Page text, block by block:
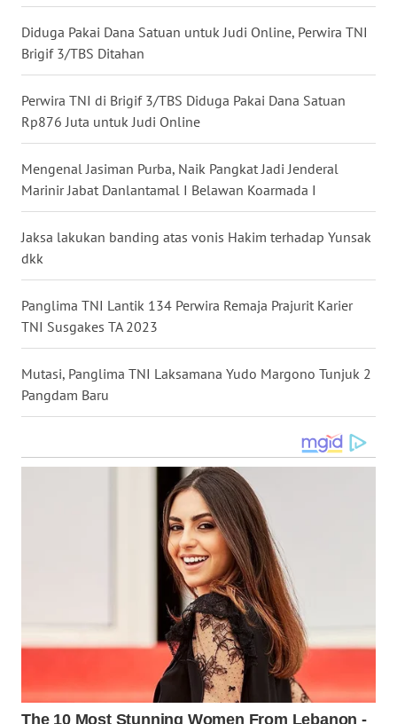
Diduga Pakai Dana Satuan untuk Judi Online, Perwira TNI
Brigif 3/TBS Ditahan
Perwira TNI di Brigif 3/TBS Diduga Pakai Dana Satuan
Rp876 Juta untuk Judi Online
Mengenal Jasiman Purba, Naik Pangkat Jadi Jenderal
Marinir Jabat Danlantamal I Belawan Koarmada I
Jaksa lakukan banding atas vonis Hakim terhadap Yunsak
dkk
Panglima TNI Lantik 134 Perwira Remaja Prajurit Karier
TNI Susgakes TA 2023
Mutasi, Panglima TNI Laksamana Yudo Margono Tunjuk 2
Pangdam Baru
NEWS
CILEUNGSI
NEWS
BERKAT
NEWS
BERAMPU
ANUGERAH
AKHLAK
PERAPKI
NEWS
ASA